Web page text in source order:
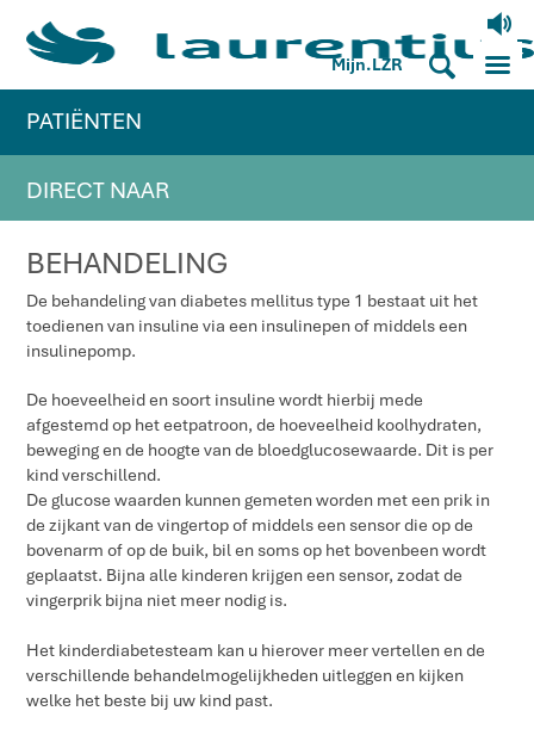
V
Mijn.LZR S M
PATIËNTEN
DIRECT NAAR
BEHANDELING
De behandeling van diabetes mellitus type 1 bestaat uit het
toedienen van insuline via een insulinepen of middels een
insulinepomp.
De hoeveelheid en soort insuline wordt hierbij mede
afgestemd op het eetpatroon, de hoeveelheid koolhydraten,
beweging en de hoogte van de bloedglucosewaarde. Dit is per
kind verschillend.
De glucose waarden kunnen gemeten worden met een prik in
de zijkant van de vingertop of middels een sensor die op de
bovenarm of op de buik, bil en soms op het bovenbeen wordt
geplaatst. Bijna alle kinderen krijgen een sensor, zodat de
vingerprik bijna niet meer nodig is.
Het kinderdiabetesteam kan u hierover meer vertellen en de
verschillende behandelmogelijkheden uitleggen en kijken
welke het beste bij uw kind past.